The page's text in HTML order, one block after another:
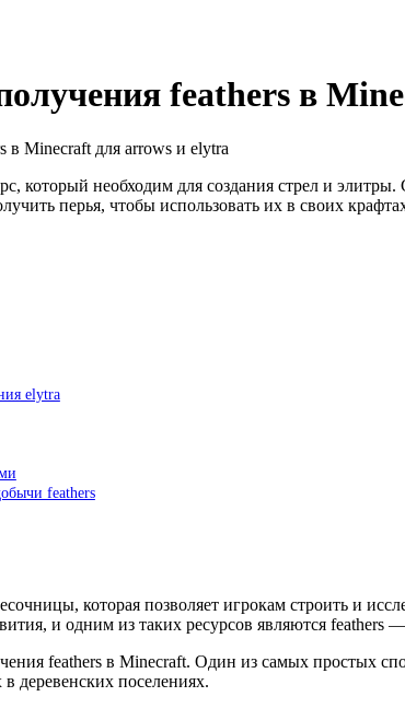
feathers в
который необходим для создания стрел и
перья, чтобы использовать их в своих
elytra
feathers
которая позволяет игрокам строить и
и одним из таких ресурсов являются feathers
feathers в Minecraft. Один из самых простых
деревенских поселениях.